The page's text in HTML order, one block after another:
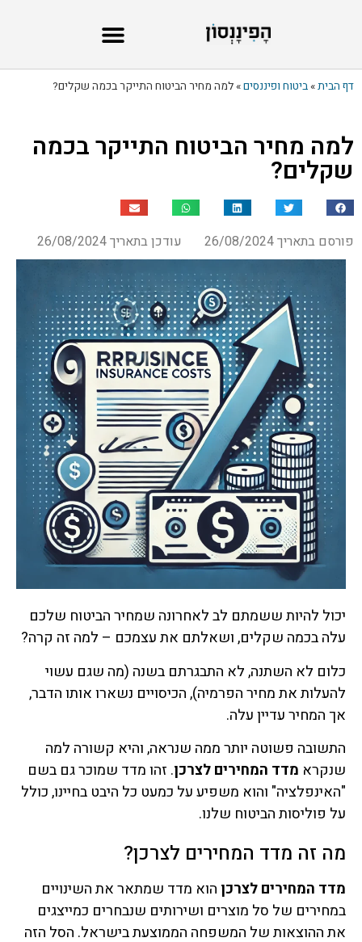
דף הבית»ביטוח ופיננסים»למה מחיר הביטוח התייקר בכמה שקלים?
למה מחיר הביטוח התייקר בכמה
שקלים?
פורסם בתאריך 26/08/2024 עודכן בתאריך 26/08/2024
יכול להיות ששמתם לב לאחרונה שמחיר הביטוח שלכם
עלה בכמה שקלים, ושאלתם את עצמכם – למה זה קרה?
כלום לא השתנה, לא התבגרתם בשנה (מה שגם עשוי
להעלות את מחיר הפרמיה), הכיסויים נשארו אותו הדבר,
אך המחיר עדיין עלה.
התשובה פשוטה יותר ממה שנראה, והיא קשורה למה
שנקרא מדד המחירים לצרכן. זהו מדד שמוכר גם בשם
"האינפלציה" והוא משפיע על כמעט כל היבט בחיינו, כולל
על פוליסות הביטוח שלנו.
מה זה מדד המחירים לצרכן?
מדד המחירים לצרכן הוא מדד שמתאר את השינויים
במחירים של סל מוצרים ושירותים שנבחרים כמייצגים
את ההוצאות של המשפחה הממוצעת בישראל. הסל הזה